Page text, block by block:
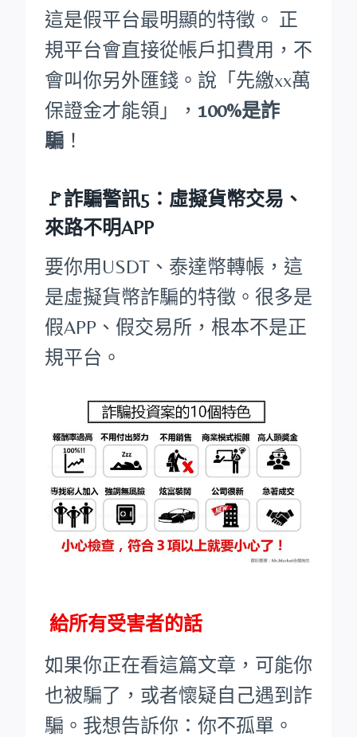
這是假平台最明顯的特徵。 正
規平台會直接從帳戶扣費用，不
會叫你另外匯錢。說「先繳xx萬
保證金才能領」， 100%是詐
騙 ！
🚩詐騙警訊5：虛擬貨幣交易、
來路不明APP
要你用USDT、泰達幣轉帳，這
是虛擬貨幣詐騙的特徵。很多是
假APP、假交易所，根本不是正
規平台。
給所有受害者的話
如果你正在看這篇文章，可能你
也被騙了，或者懷疑自己遇到詐
騙。我想告訴你：你不孤單。